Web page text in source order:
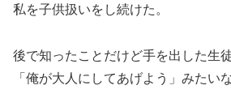
私を子供扱いをし続けた。
後で知ったことだけど手を出した生
「俺が大人にしてあげよう」みたい